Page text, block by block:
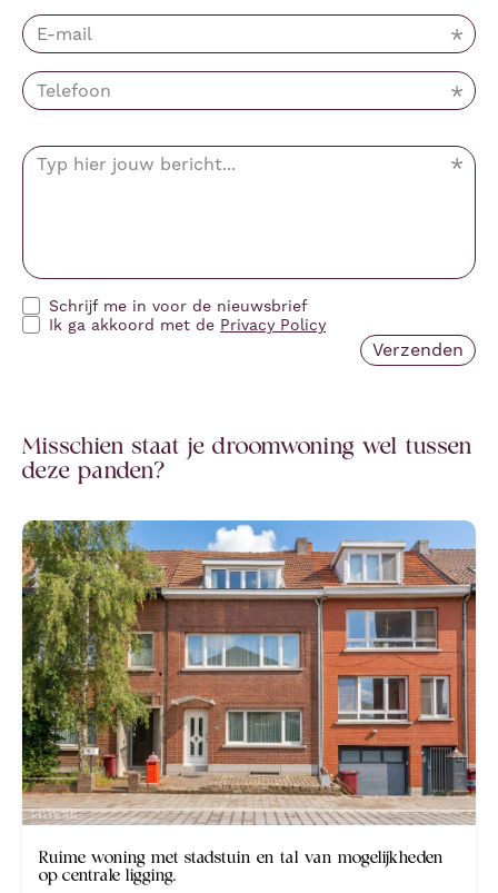
Schrijf me in voor de nieuwsbrief
Ik ga akkoord met de Privacy Policy
Misschien staat je droomwoning wel tussen
deze panden?
Ruime woning met stadstuin en tal van mogelijkheden
op centrale ligging.